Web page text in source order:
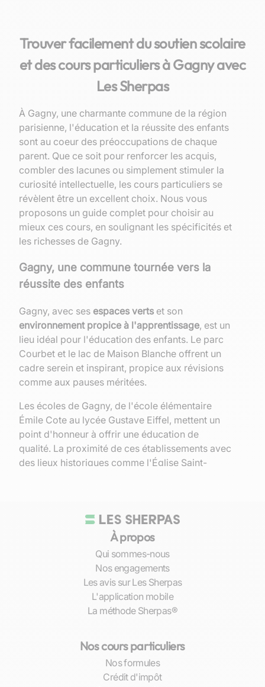
Trouver facilement du soutien scolaire
et des cours particuliers à Gagny avec
Les Sherpas
À Gagny, une charmante commune de la région
parisienne, l'éducation et la réussite des enfants
sont au coeur des préoccupations de chaque
parent. Que ce soit pour renforcer les acquis,
combler des lacunes ou simplement stimuler la
curiosité intellectuelle, les cours particuliers se
révèlent être un excellent choix. Nous vous
proposons un guide complet pour choisir au
mieux ces cours, en soulignant les spécificités et
les richesses de Gagny.
Gagny, une commune tournée vers la
réussite des enfants
Gagny, avec ses espaces verts et son
environnement propice à l'apprentissage, est un
lieu idéal pour l'éducation des enfants. Le parc
Courbet et le lac de Maison Blanche offrent un
cadre serein et inspirant, propice aux révisions
comme aux pauses méritées.
Les écoles de Gagny, de l'école élémentaire
Émile Cote au lycée Gustave Eiffel, mettent un
point d'honneur à offrir une éducation de
qualité. La proximité de ces établissements avec
des lieux historiques comme l'Église Saint-
Intégrer des cours particuliersdans ce cadre est
un moyen sûr d'encourager la réussite scolaire.
Ils permettent de personnaliser l'apprentissage
et de s'adapter au rythme de chaque enfant, en
mettant l'accent sur les matières nécessitant un
soutien supplémentaire.
Le soutien scolaire et les cours
maintenir le cap
Les cours particuliers à Gagny sont une
À propos
Qui sommes-nous
Nos engagements
Les avis sur Les Sherpas
L'application mobile
La méthode Sherpas®
Nos cours particuliers
Nos formules
Crédit d'impôt